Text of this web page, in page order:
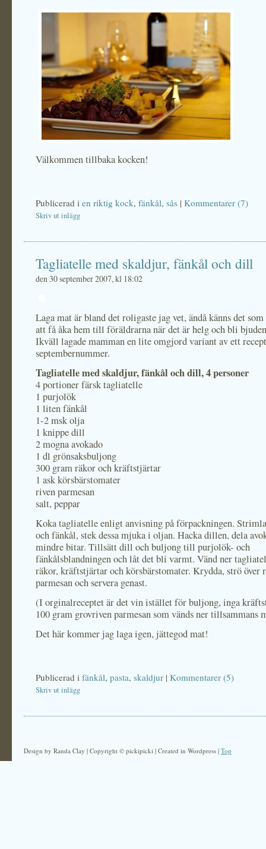
Välkommen tillbaka kocken!
Publicerad i en riktig kock, fänkål, sås | Kommentarer (7)
Skriv ut inlägg
Tagliatelle med skaldjur, fänkål och dill
den 30 september 2007, kl 18:02
Laga mat är bland det roligaste jag vet, ändå känns det
att få åka hem till föräldrarna när det är helg och bli
Ikväll lagade mamman en lite omgjord variant av ett
septembernummer.
Tagliatelle med skaldjur, fänkål och dill, 4 personer
4 portioner färsk tagliatelle
1 purjolök
1 liten fänkål
1-2 msk olja
1 knippe dill
2 mogna avokado
1 dl grönsaksbuljong
300 gram räkor och kräftstjärtar
1 ask körsbärstomater
riven parmesan
salt, peppar
Koka tagliatelle enligt anvisning på förpackningen.
och fänkål, stek dessa mjuka i oljan. Hacka dillen, dela
mindre bitar. Tillsätt dill och buljong till purjolök- och
fänkålsblandningen och låt det bli varmt. Vänd ner
räkor, kräftstjärtar och körsbärstomater. Krydda, strö över
parmesan och servera genast.
(I orginalreceptet är det vin istället för buljong, inga
100 gram grovriven parmesan som vänds ner tillsammans
Det här kommer jag laga igen, jättegod mat!
Publicerad i fänkål, pasta, skaldjur | Kommentarer (5)
Skriv ut inlägg
Design by Randa Clay | Copyright © pickipicki | Created in Wordpress | Top